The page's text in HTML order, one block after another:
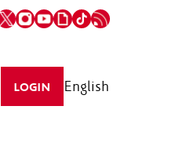
LOGIN English